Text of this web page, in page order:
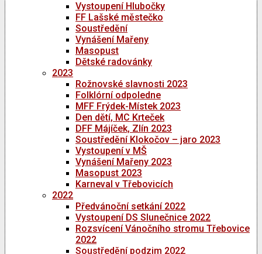
Vystoupení Hlubočky
FF Lašské městečko
Soustředění
Vynášení Mařeny
Masopust
Dětské radovánky
2023
Rožnovské slavnosti 2023
Folklórní odpoledne
MFF Frýdek-Místek 2023
Den dětí, MC Krteček
DFF Májíček, Zlín 2023
Soustředění Klokočov – jaro 2023
Vystoupení v MŠ
Vynášení Mařeny 2023
Masopust 2023
Karneval v Třebovicích
2022
Předvánoční setkání 2022
Vystoupení DS Slunečnice 2022
Rozsvícení Vánočního stromu Třebovice
2022
Soustředění podzim 2022